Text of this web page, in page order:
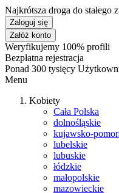
Najkrótsza droga do stałego
Zaloguj się
Załóż konto
Weryfikujemy 100% profili
Bezpłatna rejestracja
Ponad 300 tysięcy
Menu
Kobiety
Cała Polska
dolnośląskie
kujawsko-
lubelskie
lubuskie
łódzkie
małopolskie
mazowieckie